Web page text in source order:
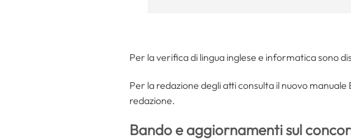
Per la verifica di lingua inglese e informatica sono
Per la redazione degli atti consulta il nuovo manuale
redazione.
Bando e aggiornamenti sul